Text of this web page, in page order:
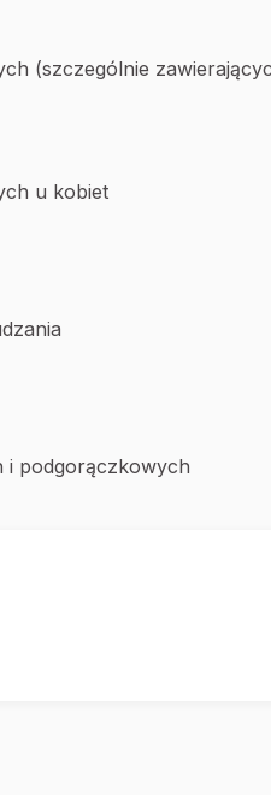
(szczególnie
u kobiet
i podgorączkowych